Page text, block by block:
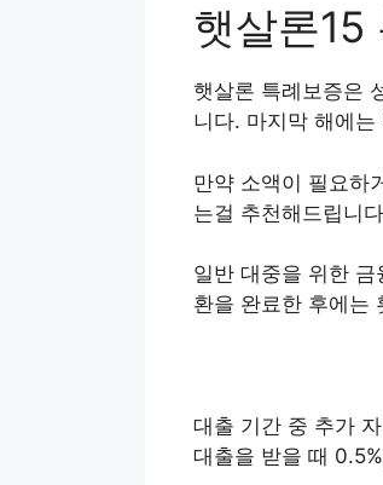
햇살론15
햇살론 특례보증은
니다. 마지막 해에
만약 소액이 필요하
는걸 추천해드립니
일반 대중을 위한
환을 완료한 후에는
대출 기간 중 추가
대출을 받을 때